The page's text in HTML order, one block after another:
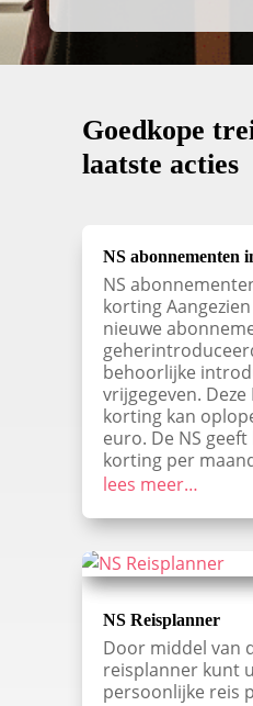
Goedkope
laatste acties
NS abonnementen
NS
korting
nieuwe
behoorlijke
vrijgegeven.
korting kan
euro. De NS
korting per
lees meer…
NS Reisplanner
Door middel van
reisplanner kunt
persoonlijke reis